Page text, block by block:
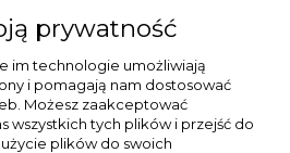
prywatność
im technologie umożliwiają
i pomagają nam dostosować
Możesz zaakceptować
wszystkich tych plików i przejść do
plików do swoich